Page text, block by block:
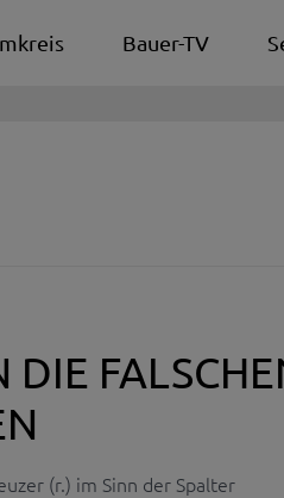
Bauer-TV
(r.) im Sinn der Spalter